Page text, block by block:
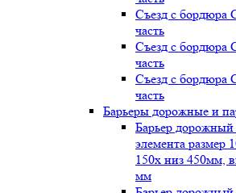
Съезд с бордюра
часть
Съезд с бордюра
часть
Съезд с бордюра
часть
Барьеры дорожные и
Барьер
элемента размер
150x низ 450мм,
мм